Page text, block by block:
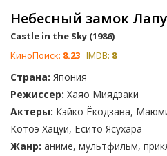
Небесный замок
Castle in the Sky (1986)
КиноПоиск: 8.23 IMDB: 8
Страна: Япония
Режиссер: Хаяо Миядзаки
Актеры: Кэйко Ёкодзава,
Котоэ Хацуи, Ёсито Ясухара
Жанр: аниме, мультфильм,